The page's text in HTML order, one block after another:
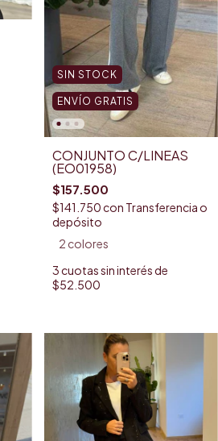
SIN STOCK
ENVÍO GRATIS
CONJUNTO C/LINEAS
(EO01958)
$157.500
$141.750con Transferencia o
depósito
2 colores
3cuotas sin interés de
$52.500